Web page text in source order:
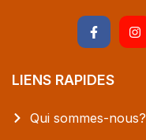
LIENS RAPIDES
Qui sommes-nous?